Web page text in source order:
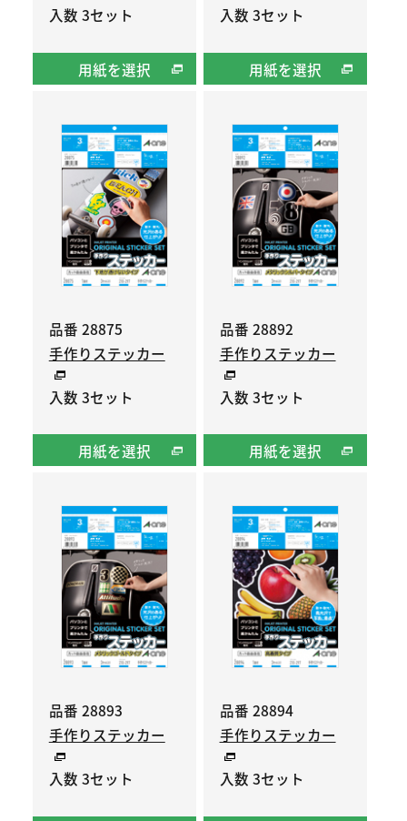
入数 3セット
用紙を選択
入数 3セット
用紙を選択
品番 28875
手作りステッカー
入数 3セット
用紙を選択
品番 28892
手作りステッカー
入数 3セット
用紙を選択
品番 28893
手作りステッカー
入数 3セット
品番 28894
手作りステッカー
入数 3セット